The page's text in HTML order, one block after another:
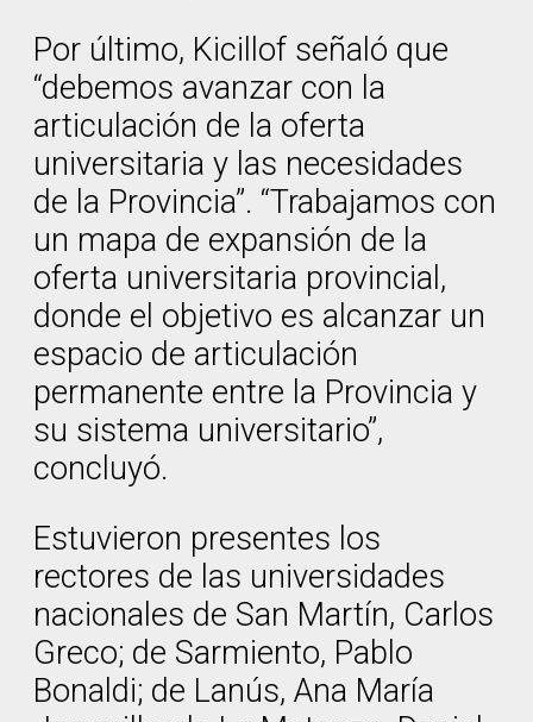
Por último, Kicillof señaló que
“debemos avanzar con la
articulación de la oferta
universitaria y las necesidades
de la Provincia”. “Trabajamos con
un mapa de expansión de la
oferta universitaria provincial,
donde el objetivo es alcanzar un
espacio de articulación
permanente entre la Provincia y
su sistema universitario”,
concluyó.
Estuvieron presentes los
rectores de las universidades
nacionales de San Martín, Carlos
Greco; de Sarmiento, Pablo
Bonaldi; de Lanús, Ana María